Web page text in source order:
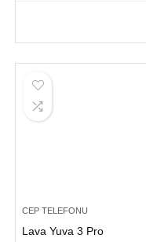
CEP TELEFONU
Lava Yuva 3 Pro